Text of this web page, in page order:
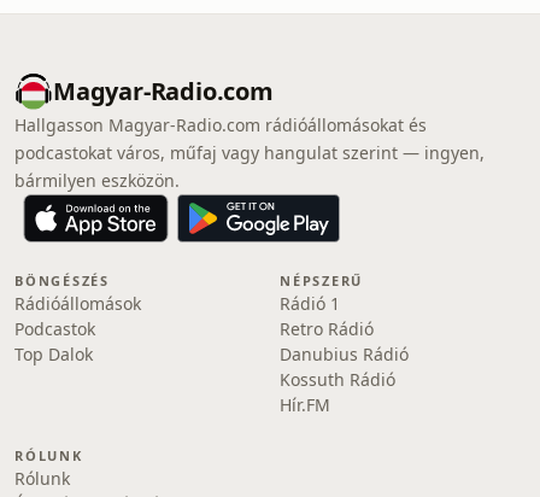
Magyar-Radio.com
Hallgasson Magyar-Radio.com rádióállomásokat és
podcastokat város, műfaj vagy hangulat szerint — ingyen,
bármilyen eszközön.
BÖNGÉSZÉS
Rádióállomások
Podcastok
Top Dalok
NÉPSZERŰ
Rádió 1
Retro Rádió
Danubius Rádió
Kossuth Rádió
Hír.FM
RÓLUNK
Rólunk